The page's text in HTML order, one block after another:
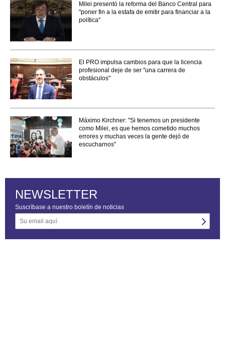
Milei presentó la reforma del Banco Central para
"poner fin a la estafa de emitir para financiar a la
política"
El PRO impulsa cambios para que la licencia
profesional deje de ser "una carrera de
obstáculos"
Máximo Kirchner: "Si tenemos un presidente
como Milei, es que hemos cometido muchos
errores y muchas veces la gente dejó de
escucharnos"
NEWSLETTER
Suscríbase a nuestro boletín de noticias